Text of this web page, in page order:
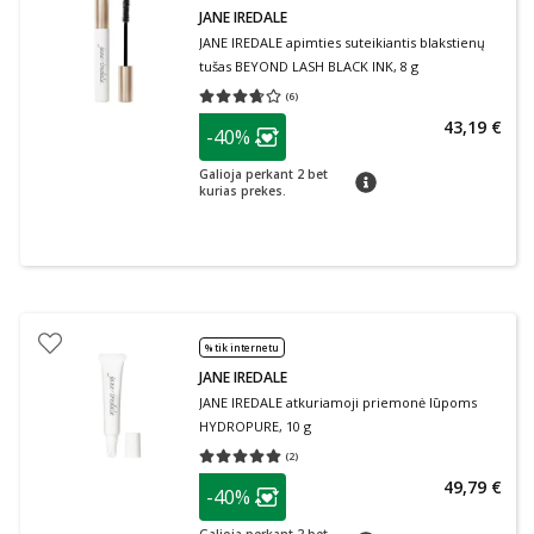
JANE IREDALE
JANE IREDALE apimties suteikiantis blakstienų
tušas BEYOND LASH BLACK INK, 8 g
(6)
Vidutinis įvertinimas 3.67
patarimas
Lojalumo klubo narių nuolaida
-40%
Galioja perkant 2 bet
kurias prekes.
patarimas
43,19 €
% tik internetu
JANE IREDALE
JANE IREDALE atkuriamoji priemonė lūpoms
HYDROPURE, 10 g
(2)
Vidutinis įvertinimas 5.00
patarimas
Lojalumo klubo narių nuolaida
-40% 49,79 €